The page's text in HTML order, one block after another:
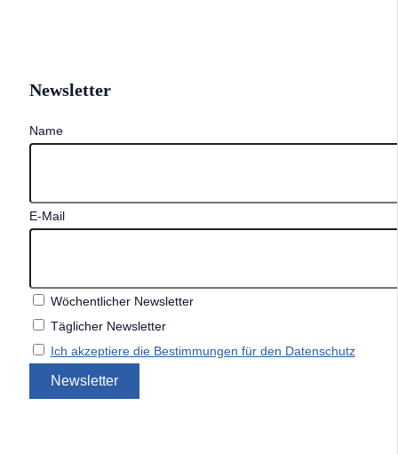
Newsletter
Name
E-Mail
Wöchentlicher Newsletter
Täglicher Newsletter
Ich akzeptiere die Bestimmungen für den Datenschutz